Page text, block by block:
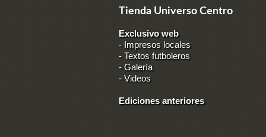
Tienda Universo Centro
Exclusivo web
- Impresos locales
- Textos futboleros
-Galería
-Videos
Ediciones anteriores